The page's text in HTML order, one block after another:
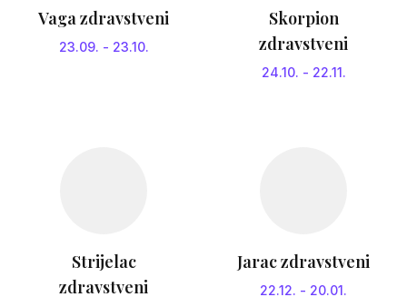
Vaga zdravstveni
23.09. - 23.10.
Skorpion
zdravstveni
24.10. - 22.11.
Strijelac
zdravstveni
Jarac zdravstveni
22.12. - 20.01.